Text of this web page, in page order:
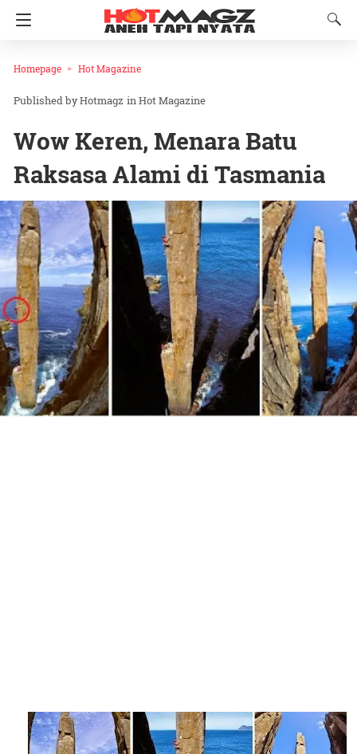
Homepage Hot Magazine
Hotmagz inHot Magazine
Wow Keren, Menara Batu
Raksasa Alami di Tasmania